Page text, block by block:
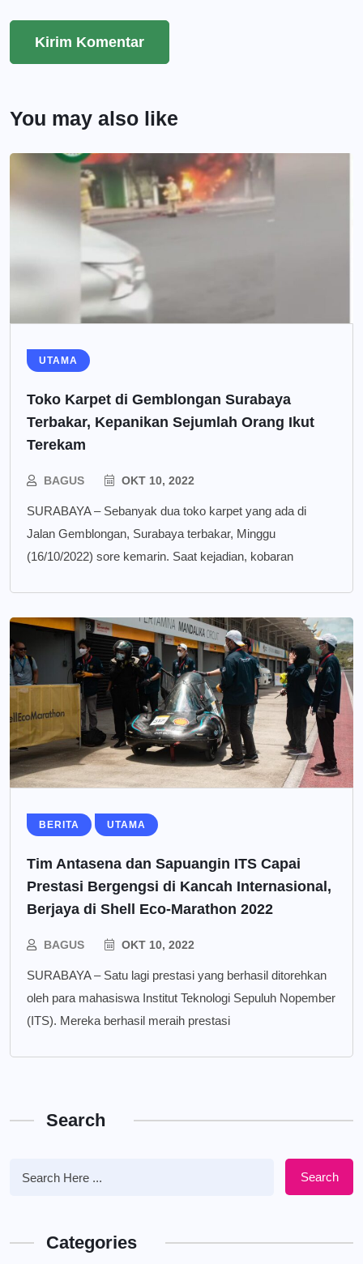
You may also like
UTAMA
Toko Karpet di Gemblongan Surabaya
Terbakar, Kepanikan Sejumlah Orang Ikut
Terekam
BAGUS OKT 10, 2022
SURABAYA – Sebanyak dua toko karpet yang ada di
Jalan Gemblongan, Surabaya terbakar, Minggu
(16/10/2022) sore kemarin. Saat kejadian, kobaran
BERITA UTAMA
Tim Antasena dan Sapuangin ITS Capai
Prestasi Bergengsi di Kancah Internasional,
Berjaya di Shell Eco-Marathon 2022
BAGUS OKT 10, 2022
SURABAYA – Satu lagi prestasi yang berhasil ditorehkan
oleh para mahasiswa Institut Teknologi Sepuluh Nopember
(ITS). Mereka berhasil meraih prestasi
Search
Search
Categories